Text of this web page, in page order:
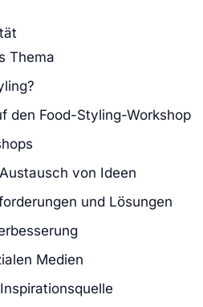
Thema
den Food-Styling-Workshop
von Ideen
und Lösungen
Medien